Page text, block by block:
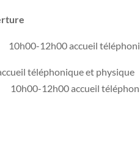
12h00 accueil
téléphonique et physique
accueil